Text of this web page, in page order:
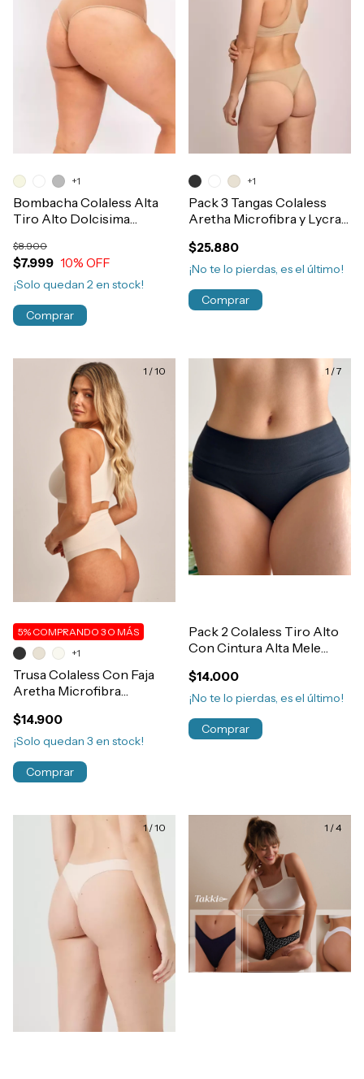
Bombacha Colaless Alta
Tiro Alto Dolcisima
33
$7.999
$8.900
10% OFF
¡Solo quedan 2en stock!
+1
Comprar
Pack 3 Tangas Colaless
Aretha Microfibra y Lycra
Art.672
$25.880
¡No te lo pierdas, es el último!
+1
Comprar
1 /10
Trusa Colaless Con Faja
Aretha Microfibra
Post Parto-Cirugia Art.555
$14.900
5% COMPRANDO 3 O MÁS
¡Solo quedan 3 en stock!
+1
Comprar
1 /7
Pack 2 Colaless Tiro Alto
Con Cintura Alta Mele
Art.2021
$14.000
¡No te lo pierdas, es el último!
Comprar
1/10 1 /4